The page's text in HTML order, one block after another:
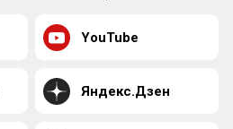
YouTube
Яндекс.Дзен